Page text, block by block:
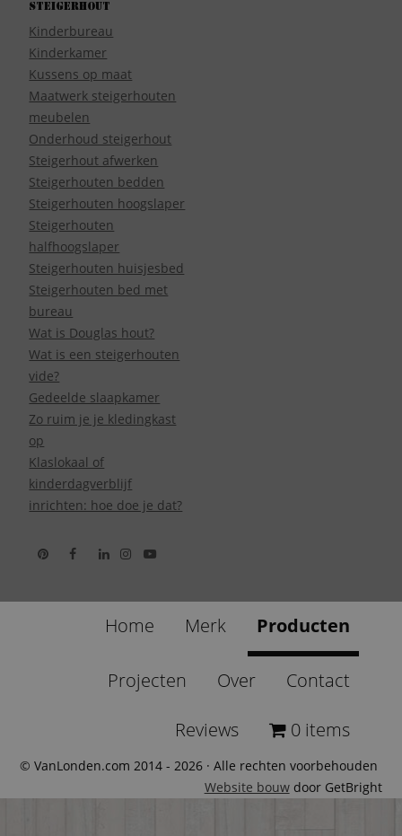
Steigerhout
Kinderbureau
Kinderkamer
Kussens op maat
Maatwerk steigerhouten
meubelen
Onderhoud steigerhout
Steigerhout afwerken
Steigerhouten bedden
Steigerhouten hoogslaper
Steigerhouten
halfhoogslaper
Steigerhouten huisjesbed
Steigerhouten bed met
bureau
Wat is Douglas hout?
Wat is een steigerhouten
vide?
Gedeelde slaapkamer
Zo ruim je je kledingkast
op
Klaslokaal of
kinderdagverblijf
inrichten: hoe doe je dat?
Home Merk Producten
Projecten Over Contact
Reviews 0 items
© VanLonden.com 2014 - 2026 · Alle rechten voorbehouden
Website bouwdoor GetBright